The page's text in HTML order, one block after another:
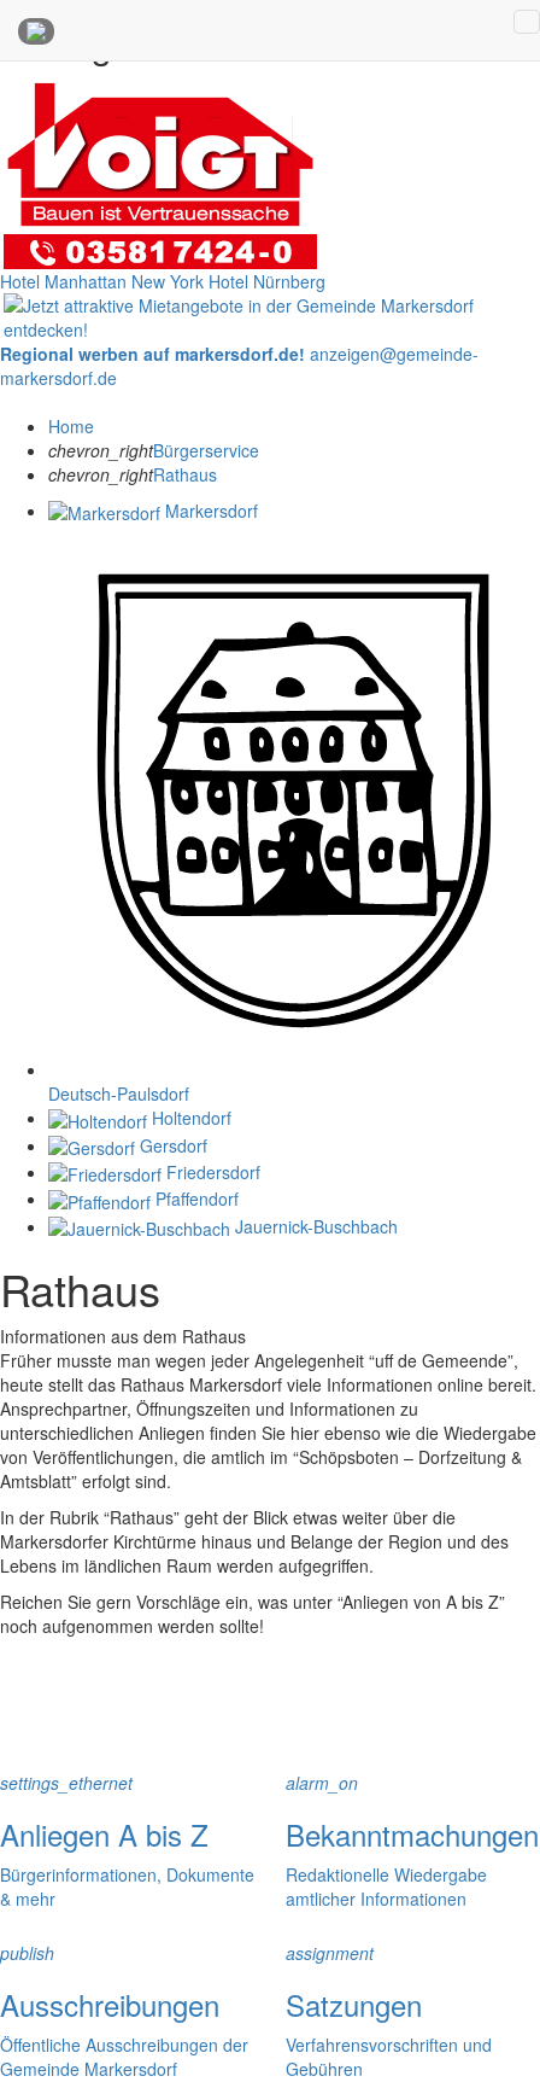
Anzeigen
Hotel Manhattan New York Hotel Nürnberg
Regional werben auf markersdorf.de! anzeigen@gemeinde-
markersdorf.de
Home
chevron_rightBürgerservice
chevron_rightRathaus
Markersdorf
Deutsch-Paulsdorf
Holtendorf
Gersdorf
Friedersdorf
Pfaffendorf
Jauernick-Buschbach
Rathaus
Informationen aus dem Rathaus
Früher musste man wegen jeder Angelegenheit “uff de Gemeende”,
heute stellt das Rathaus Markersdorf viele Informationen online bereit.
Ansprechpartner, Öffnungszeiten und Informationen zu
unterschiedlichen Anliegen finden Sie hier ebenso wie die Wiedergabe
von Veröffentlichungen, die amtlich im “Schöpsboten – Dorfzeitung &
Amtsblatt” erfolgt sind.
In der Rubrik “Rathaus” geht der Blick etwas weiter über die
Markersdorfer Kirchtürme hinaus und Belange der Region und des
Lebens im ländlichen Raum werden aufgegriffen.
Reichen Sie gern Vorschläge ein, was unter “Anliegen von A bis Z”
noch aufgenommen werden sollte!
settings_ethernet
Anliegen A bis Z
Bürgerinformationen, Dokumente
& mehr
alarm_on
Bekanntmachungen
Redaktionelle Wiedergabe
amtlicher Informationen
publish
Ausschreibungen
Öffentliche Ausschreibungen der
Gemeinde Markersdorf
assignment
Satzungen
Verfahrensvorschriften und
Gebühren